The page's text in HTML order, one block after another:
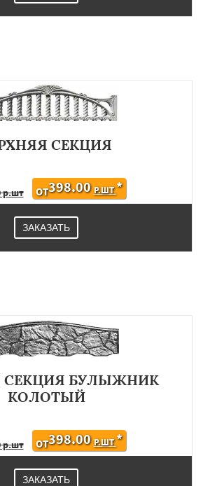
СЕКЦИЯ
р.шт ОТ398.00 Р.ШТ*
ЗАКАЗАТЬ
СЕКЦИЯ БУЛЫЖНИК
КОЛОТЫЙ
р.шт ОТ398.00 Р.ШТ*
ЗАКАЗАТЬ